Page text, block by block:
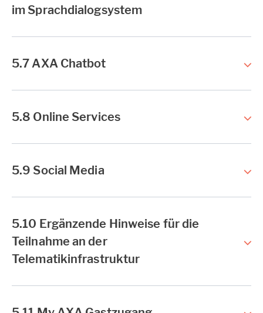
im Sprachdialogsystem
5.7 AXA Chatbot
5.8 Online Services
5.9 Social Media
5.10 Ergänzende Hinweise für die
Teilnahme an der
Telematikinfrastruktur